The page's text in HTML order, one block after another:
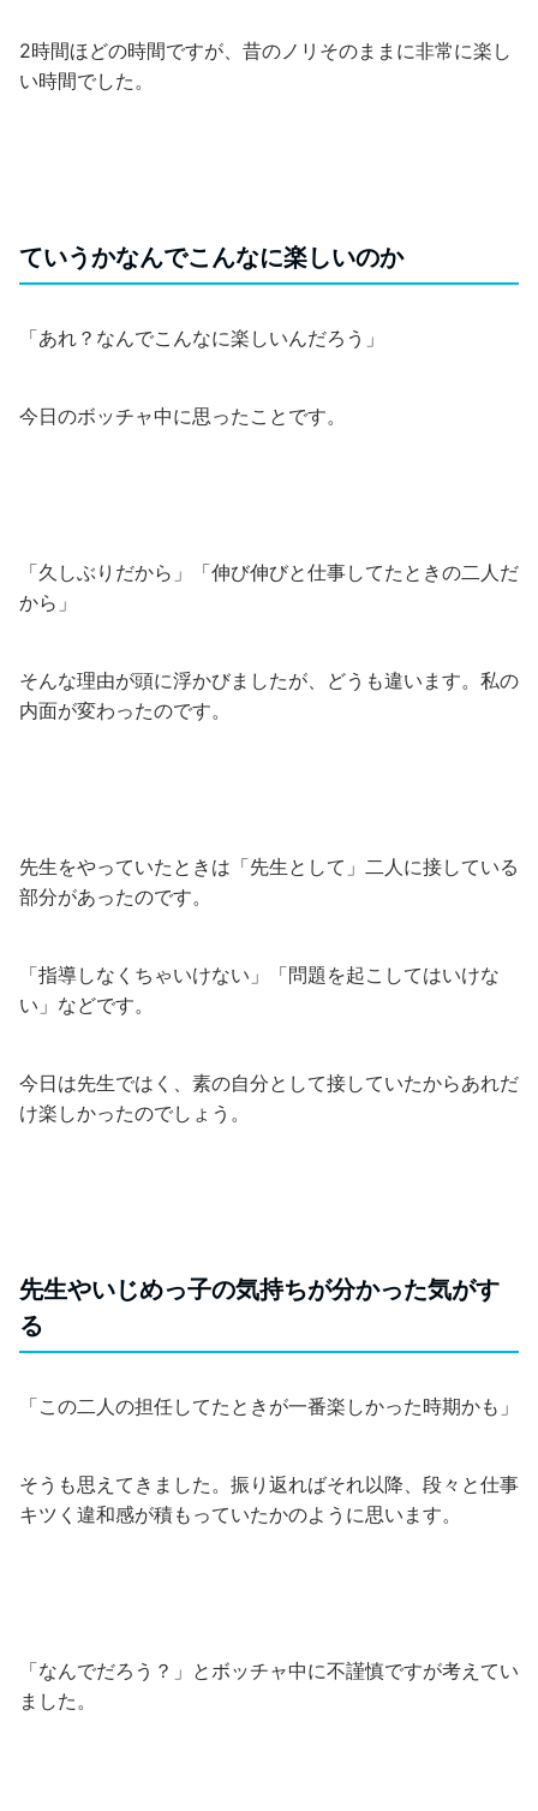
2時間ほどの時間ですが、昔のノリそのままに非常に楽し
い時間でした。
ていうかなんでこんなに楽しいのか
「あれ？なんでこんなに楽しいんだろう」
今日のボッチャ中に思ったことです。
「久しぶりだから」「伸び伸びと仕事してたときの二人だ
から」
そんな理由が頭に浮かびましたが、どうも違います。私の
内面が変わったのです。
先生をやっていたときは「先生として」二人に接している
部分があったのです。
「指導しなくちゃいけない」「問題を起こしてはいけな
い」などです。
今日は先生ではく、素の自分として接していたからあれだ
け楽しかったのでしょう。
先生やいじめっ子の気持ちが分かった気がす
る
「この二人の担任してたときが一番楽しかった時期かも」
そうも思えてきました。振り返ればそれ以降、段々と仕事
キツく違和感が積もっていたかのように思います。
「なんでだろう？」とボッチャ中に不謹慎ですが考えてい
ました。